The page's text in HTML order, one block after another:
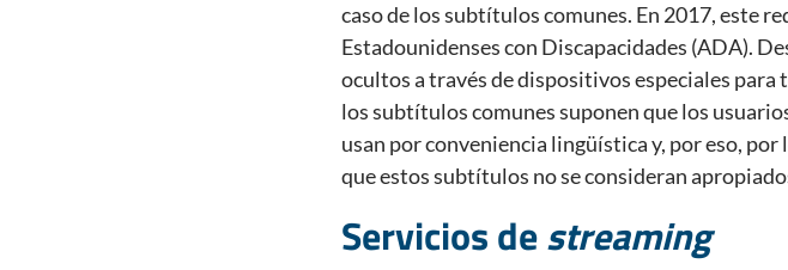
caso de los subtítulos comunes. En 2017, este
Estadounidenses con Discapacidades (ADA).
ocultos a través de dispositivos especiales
los subtítulos comunes suponen que los
usan por conveniencia lingüística y, por eso,
que estos subtítulos no se consideran
Servicios destreaming